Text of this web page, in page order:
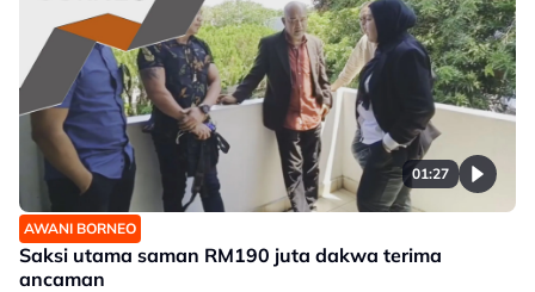
01:27
AWANI BORNEO
Saksi utama saman RM190 juta dakwa terima
ancaman